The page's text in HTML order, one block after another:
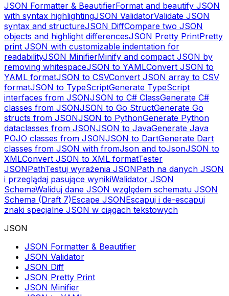
JSON Formatter & BeautifierFormat and beautify JSON
with syntax highlightingJSON ValidatorValidate JSON
syntax and structureJSON DiffCompare two JSON
objects and highlight differencesJSON Pretty PrintPretty
print JSON with customizable indentation for
readabilityJSON MinifierMinify and compact JSON by
removing whitespaceJSON to YAMLConvert JSON to
YAML formatJSON to CSVConvert JSON array to CSV
formatJSON to TypeScriptGenerate TypeScript
interfaces from JSONJSON to C# ClassGenerate C#
classes from JSONJSON to Go StructGenerate Go
structs from JSONJSON to PythonGenerate Python
dataclasses from JSONJSON to JavaGenerate Java
POJO classes from JSONJSON to DartGenerate Dart
classes from JSON with fromJson and toJsonJSON to
XMLConvert JSON to XML formatTester
JSONPathTestuj wyrażenia JSONPath na danych JSON
i przeglądaj pasujące wynikiWalidator JSON
SchemaWaliduj dane JSON względem schematu JSON
Schema (Draft 7)Escape JSONEscapuj i de-escapuj
znaki specjalne JSON w ciągach tekstowych
JSON
JSON Formatter & Beautifier
JSON Validator
JSON Diff
JSON Pretty Print
JSON Minifier